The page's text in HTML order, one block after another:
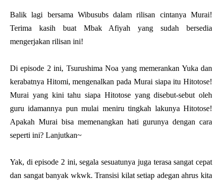
Balik lagi bersama Wibusubs dalam rilisan cintanya Murai!
Terima kasih buat Mbak Afiyah yang sudah bersedia
mengerjakan rilisan ini!
Di episode 2 ini, Tsurushima Noa yang memerankan Yuka dan
kerabatnya Hitomi, mengenalkan pada Murai siapa itu Hitotose!
Murai yang kini tahu siapa Hitotose yang disebut-sebut oleh
guru idamannya pun mulai meniru tingkah lakunya Hitotose!
Apakah Murai bisa memenangkan hati gurunya dengan cara
seperti ini? Lanjutkan~
Yak, di episode 2 ini, segala sesuatunya juga terasa sangat cepat
dan sangat banyak wkwk. Transisi kilat setiap adegan ahrus kita